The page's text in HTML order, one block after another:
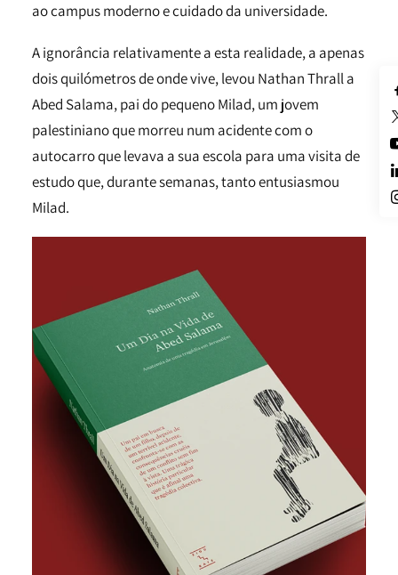
ao campus moderno e cuidado da universidade.
A ignorância relativamente a esta realidade, a apenas
dois quilómetros de onde vive, levou Nathan Thrall a
Abed Salama, pai do pequeno Milad, um jovem
palestiniano que morreu num acidente com o
autocarro que levava a sua escola para uma visita de
estudo que, durante semanas, tanto entusiasmou
Milad.